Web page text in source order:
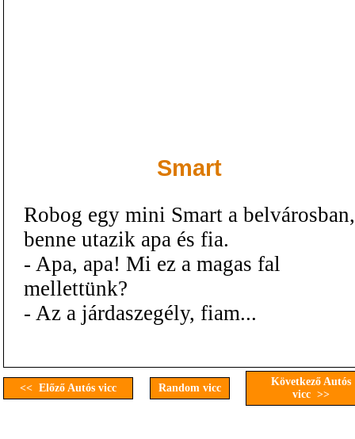
Smart
Robog egy mini Smart a belvárosban,
benne utazik apa és fia.
- Apa, apa! Mi ez a magas fal
mellettünk?
- Az a járdaszegély, fiam...
<< Előző Autós vicc Random vicc
Következő Autós
vicc >>